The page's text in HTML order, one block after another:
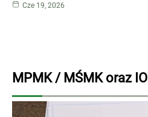
Cze 19, 2026
MPMK / MŚMK oraz IO